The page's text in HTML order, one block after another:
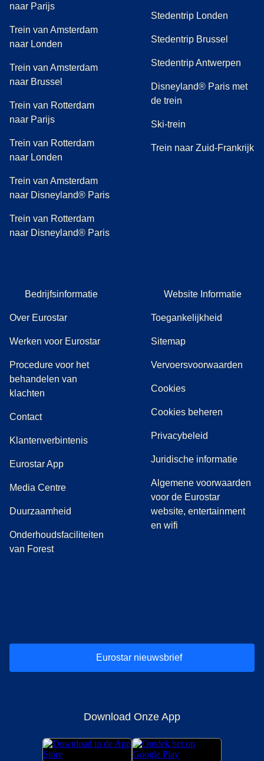
naar Parijs
Trein van Amsterdam
naar Londen
Trein van Amsterdam
naar Brussel
Trein van Rotterdam
naar Parijs
Trein van Rotterdam
naar Londen
Trein van Amsterdam
naar Disneyland® Paris
Trein van Rotterdam
naar Disneyland® Paris
Stedentrip Londen
Stedentrip Brussel
Stedentrip Antwerpen
Disneyland® Paris met
de trein
Ski-trein
Trein naar Zuid-Frankrijk
Bedrijfsinformatie
Over Eurostar
Werken voor Eurostar
Procedure voor het
behandelen van
klachten
Contact
Klantenverbintenis
Eurostar App
Media Centre( opent in een nieuwe tab)
Duurzaamheid
Onderhoudsfaciliteiten
van Forest
Website Informatie
Toegankelijkheid
Sitemap
Vervoersvoorwaarden
Cookies
Cookies beheren
Privacybeleid
Juridische informatie
Algemene voorwaarden
voor de Eurostar
website, entertainment
en wifi
Eurostar nieuwsbrief
Download Onze App